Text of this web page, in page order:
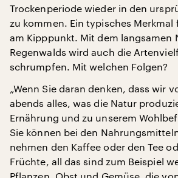
Trockenperiode wieder in den
zu kommen. Ein typisches Merkmal
am Kipppunkt. Mit dem langsamen
Regenwalds wird auch die
schrumpfen. Mit welchen Folgen?
„Wenn Sie daran denken, dass wir
abends alles, was die Natur
Ernährung und zu unserem
Sie können bei den
nehmen den Kaffee oder den Tee
Früchte, all das sind zum Beispiel